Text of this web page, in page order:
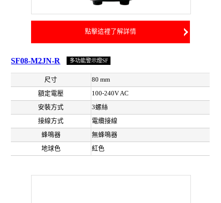
點擊這裡了解詳情
SF08-M2JN-R 多功能警示燈SF
尺寸
80 mm
額定電壓
100-240V AC
安裝方式
3螺絲
接線方式
電纜接線
蜂鳴器
無蜂鳴器
地球色
紅色